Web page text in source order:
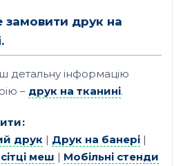
друк на
детальну інформацію
– друк на тканині.
друк | Друк на банері |
меш | Мобільні стенди